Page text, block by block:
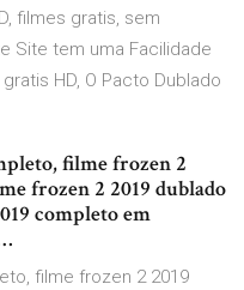
filmes gratis, sem
Site tem uma Facilidade
HD, O Pacto Dublado
filme frozen 2
frozen 2 2019 dublado
completo em
filme frozen 2 2019